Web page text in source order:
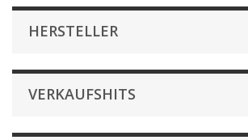
HERSTELLER
VERKAUFSHITS